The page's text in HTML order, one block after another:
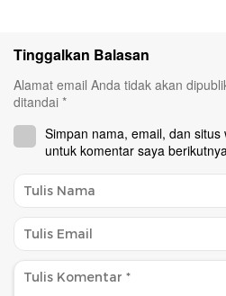
Tinggalkan Balasan
Alamat email Anda tidak akan
ditandai *
Simpan nama, email, dan
untuk komentar saya